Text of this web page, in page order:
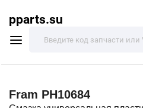
pparts.su
Fram PH10684